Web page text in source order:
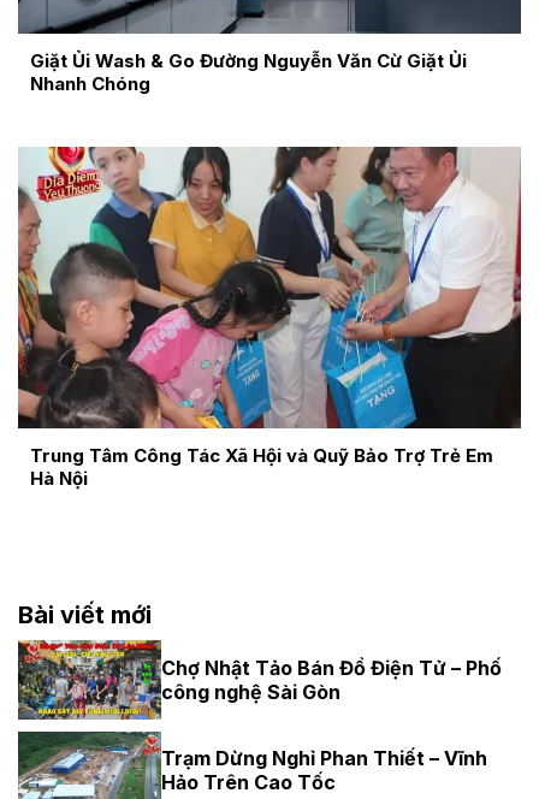
Giặt Ủi Wash & Go Đường Nguyễn Văn Cừ Giặt Ủi
Nhanh Chóng
Trung Tâm Công Tác Xã Hội và Quỹ Bảo Trợ Trẻ Em
Hà Nội
Bài viết mới
Chợ Nhật Tảo Bán Đồ Điện Tử – Phố
công nghệ Sài Gòn
Trạm Dừng Nghỉ Phan Thiết – Vĩnh
Hảo Trên Cao Tốc